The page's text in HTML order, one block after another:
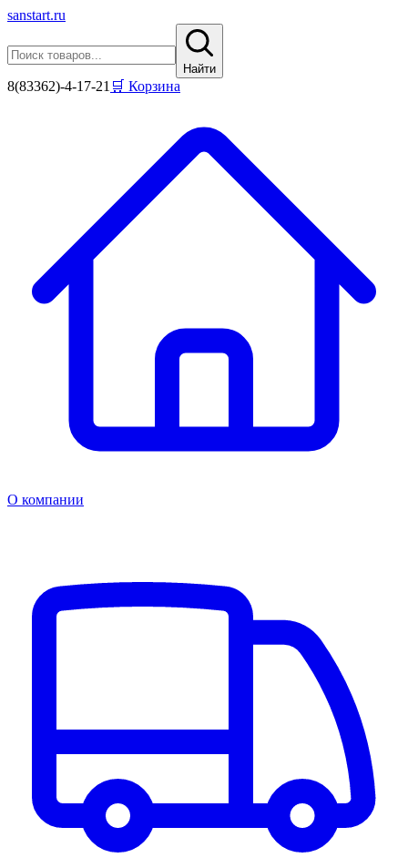
sanstart.ru
Найти
8(83362)-4-17-21 🛒 Корзина
О компании